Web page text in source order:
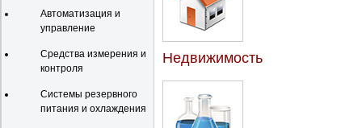
Автоматизация и
управление
Средства измерения и
контроля
Системы резервного
питания и охлаждения
Недвижимость